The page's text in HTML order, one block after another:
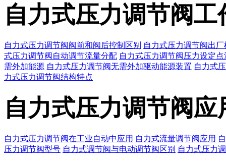
自力式压力调节阀工
自力式压力调节阀阀前和阀后控制区别 自力式压力调节阀出
式压力调节阀自动调节流量分配 自力式压力调节阀压力设定点
需外加能源 自力式压力调节阀无需外加驱动能源装置 自力式
力式压力调节阀结构特点
自力式压力调节阀应
自力式压力调节阀在工业自动中应用 自力式流量调节阀应用
压力调节阀型号 自力式调节阀与电动调节阀区别 自力式压力